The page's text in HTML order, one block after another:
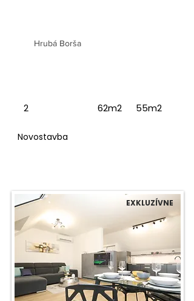
Hrubá Borša
2 62m2 55m2
Novostavba
EXKLUZÍVNE